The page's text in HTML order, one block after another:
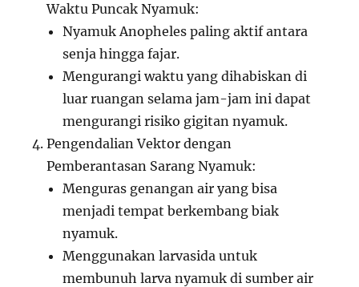
Waktu Puncak Nyamuk:
Nyamuk Anopheles paling aktif antara
senja hingga fajar.
Mengurangi waktu yang dihabiskan di
luar ruangan selama jam-jam ini dapat
mengurangi risiko gigitan nyamuk.
Pengendalian Vektor dengan
Pemberantasan Sarang Nyamuk:
Menguras genangan air yang bisa
menjadi tempat berkembang biak
nyamuk.
Menggunakan larvasida untuk
membunuh larva nyamuk di sumber air